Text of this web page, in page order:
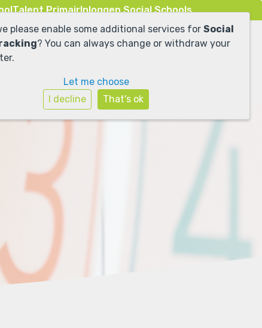
Talent PrimairInloggen Social Schools
please enable some additional services for Social
? You can always change or withdraw your
Let me choose
I decline
That's ok